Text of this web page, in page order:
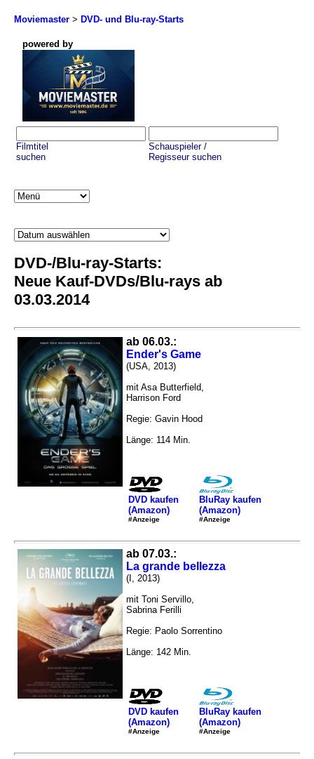
Moviemaster > DVD- und Blu-ray-Starts
powered by
Filmtitel
suchen
Schauspieler /
Regisseur suchen
DVD-/Blu-ray-Starts:
Neue Kauf-DVDs/Blu-rays ab
03.03.2014
ab 06.03.:
Ender's Game
(USA, 2013)
mit Asa Butterfield,
Harrison Ford
Regie: Gavin Hood
Länge: 114 Min.
DVD kaufen
(Amazon)
#Anzeige
BluRay kaufen
(Amazon)
#Anzeige
ab 07.03.:
La grande bellezza
(I, 2013)
mit Toni Servillo,
Sabrina Ferilli
Regie: Paolo Sorrentino
Länge: 142 Min.
DVD kaufen
(Amazon)
#Anzeige
BluRay kaufen
(Amazon)
#Anzeige